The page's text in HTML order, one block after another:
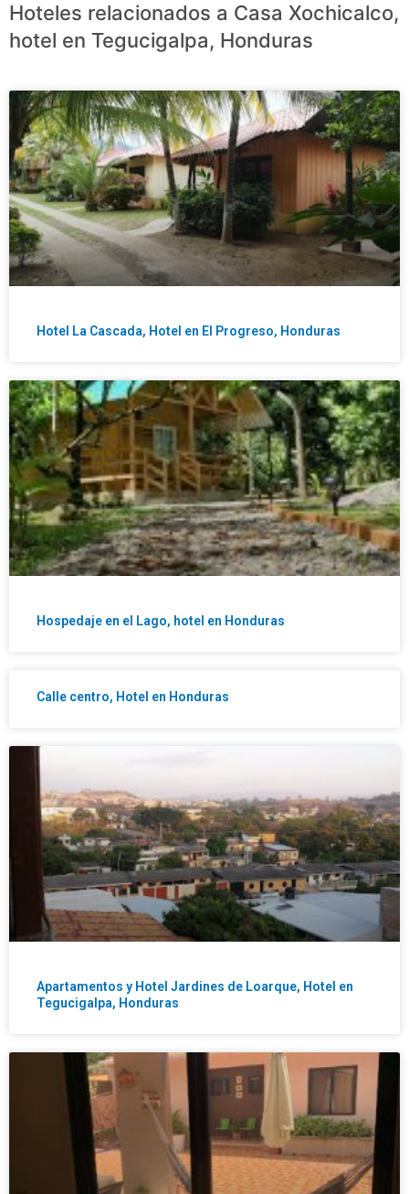
Hoteles relacionados a Casa Xochicalco,
hotel en Tegucigalpa, Honduras
Hotel La Cascada, Hotel en El Progreso, Honduras
Hospedaje en el Lago, hotel en Honduras
Calle centro, Hotel en Honduras
Apartamentos y Hotel Jardines de Loarque, Hotel en
Tegucigalpa, Honduras